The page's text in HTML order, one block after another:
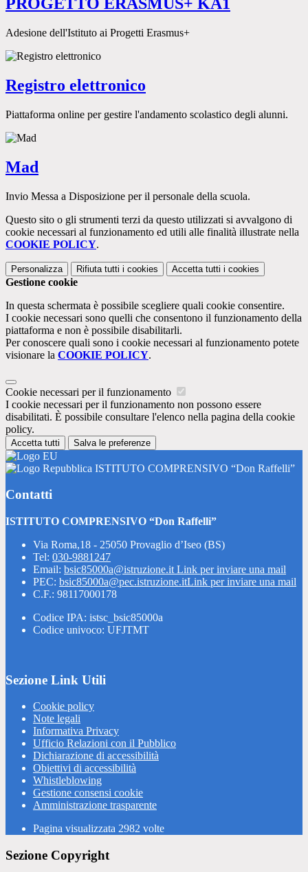
Adesione dell'Istituto ai Progetti Erasmus+
Registro elettronico
Piattaforma online per gestire l'andamento scolastico degli alunni.
Mad
Invio Messa a Disposizione per il personale della scuola.
Questo sito o gli strumenti terzi da questo utilizzati si avvalgono di
cookie necessari al funzionamento ed utili alle finalità illustrate nella
COOKIE POLICY.
Personalizza Rifiuta tutti i cookies Accetta tutti i cookies
Gestione cookie
In questa schermata è possibile scegliere quali cookie consentire.
I cookie necessari sono quelli che consentono il funzionamento della
piattaforma e non è possibile disabilitarli.
Per conoscere quali sono i cookie necessari al funzionamento potete
visionare la COOKIE POLICY.
Cookie necessari per il funzionamento
I cookie necessari per il funzionamento non possono essere
disabilitati. È possibile consultare l'elenco nella pagina della cookie
policy.
Accetta tutti Salva le preferenze
ISTITUTO COMPRENSIVO “Don Raffelli”
Contatti
ISTITUTO COMPRENSIVO “Don Raffelli”
Via Roma,18 - 25050 Provaglio d’Iseo (BS)
Tel: 030-9881247
Email: bsic85000a@istruzione.it Link per inviare una mail
PEC: bsic85000a@pec.istruzione.itLink per inviare una mail
C.F.: 98117000178
Codice IPA: istsc_bsic85000a
Codice univoco: UFJTMT
Sezione Link Utili
Cookie policy
Note legali
Informativa Privacy
Ufficio Relazioni con il Pubblico
Dichiarazione di accessibilità
Obiettivi di accessibilità
Whistleblowing
Gestione consensi cookie
Amministrazione trasparente
Pagina visualizzata 2982 volte
Sezione Copyright